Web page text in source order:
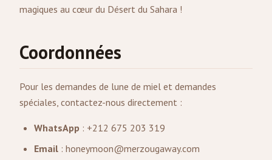
magiques au cœur du Désert du Sahara !
Coordonnées
Pour les demandes de lune de miel et demandes
spéciales, contactez-nous directement :
WhatsApp : +212 675 203 319
Email : honeymoon@merzougaway.com